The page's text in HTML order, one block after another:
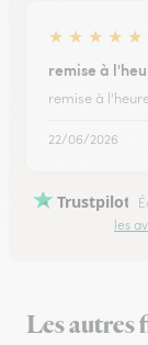
★ ★ ★ ★ ★
remise à
remise à
22/06/2026
Trustpilot
les
Les autres